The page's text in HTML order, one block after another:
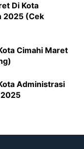
Di Kota
2025 (Cek
Cimahi Maret
Administrasi